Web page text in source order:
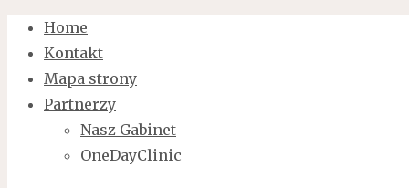
Home
Kontakt
Mapa strony
Partnerzy
Nasz Gabinet
OneDayClinic